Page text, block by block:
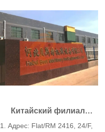
Китайский филиал
предлагает бизнес-
1. Адрес: Flat/RM 2416, 24/F,